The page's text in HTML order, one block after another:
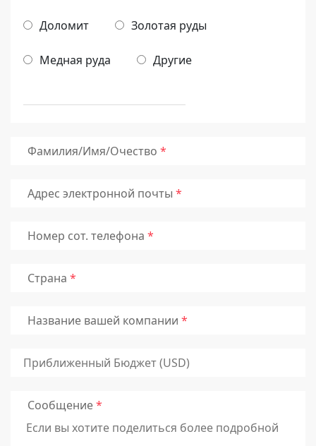
Доломит Золотая руды
Медная руда Другие
Фамилия/Имя/Очество
Адрес электронной почты
Номер сот. телефона
Страна
Название вашей компании
Сообщение